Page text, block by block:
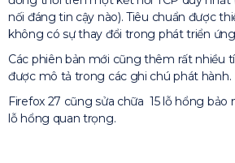
nối đáng tin cậy nào). Tiêu chuẩn được
không có sự thay đổi trong phát triển
Các phiên bản mới cũng thêm rất nhiều
được mô tả trong các ghi chú phát hành.
Firefox 27 cũng sửa chữa 15 lỗ hổng bảo
lỗ hổng quan trọng.